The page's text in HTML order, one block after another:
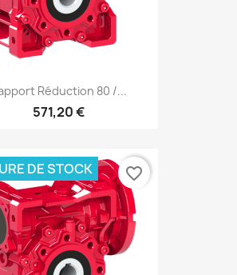
Réduction 80 /...
571,20 €
DE STOCK favorite_border